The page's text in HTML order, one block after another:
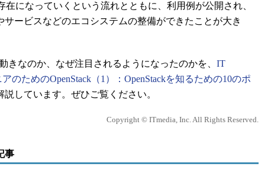
在になっていくという流れとともに、利用例が公開され、
サービスなどのエコシステムの整備ができたことが大き
きなのか、なぜ注目されるようになったのかを、 IT
のためのOpenStack（1）：OpenStackを知るための10のポ
しています。ぜひご覧ください。
Copyright © ITmedia, Inc. All Rights Reserved.
事